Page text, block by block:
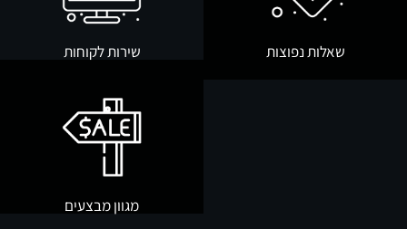
שאלות נפוצות שירות לקוחות
מגוון מבצעים